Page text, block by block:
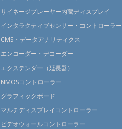
サイネージプレーヤー内蔵ディスプレイ
インタラクティブセンサー・コントローラー
CMS・データアナリティクス
エンコーダー・デコーダー
エクステンダー（延長器）
NMOSコントローラー
グラフィックボード
マルチディスプレイコントローラー
ビデオウォールコントローラー